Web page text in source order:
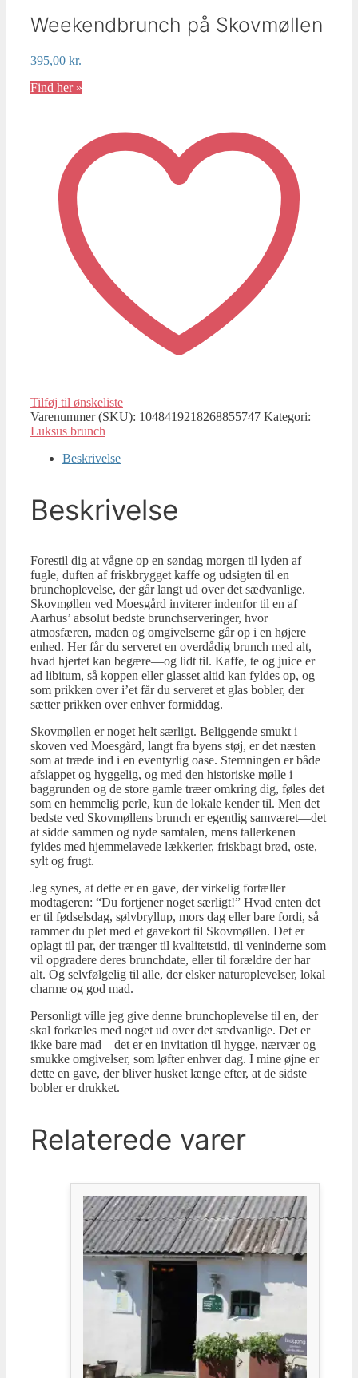
Weekendbrunch på Skovmøllen
395,00 kr.
Find her »
Tilføj til ønskeliste
Varenummer (SKU): 1048419218268855747 Kategori:
Luksus brunch
Beskrivelse
Beskrivelse
Forestil dig at vågne op en søndag morgen til lyden af
fugle, duften af friskbrygget kaffe og udsigten til en
brunchoplevelse, der går langt ud over det sædvanlige.
Skovmøllen ved Moesgård inviterer indenfor til en af
Aarhus’ absolut bedste brunchserveringer, hvor
atmosfæren, maden og omgivelserne går op i en højere
enhed. Her får du serveret en overdådig brunch med alt,
hvad hjertet kan begære—og lidt til. Kaffe, te og juice er
ad libitum, så koppen eller glasset altid kan fyldes op, og
som prikken over i’et får du serveret et glas bobler, der
sætter prikken over enhver formiddag.
Skovmøllen er noget helt særligt. Beliggende smukt i
skoven ved Moesgård, langt fra byens støj, er det næsten
som at træde ind i en eventyrlig oase. Stemningen er både
afslappet og hyggelig, og med den historiske mølle i
baggrunden og de store gamle træer omkring dig, føles det
som en hemmelig perle, kun de lokale kender til. Men det
bedste ved Skovmøllens brunch er egentlig samværet—det
at sidde sammen og nyde samtalen, mens tallerkenen
fyldes med hjemmelavede lækkerier, friskbagt brød, oste,
sylt og frugt.
Jeg synes, at dette er en gave, der virkelig fortæller
modtageren: “Du fortjener noget særligt!” Hvad enten det
er til fødselsdag, sølvbryllup, mors dag eller bare fordi, så
rammer du plet med et gavekort til Skovmøllen. Det er
oplagt til par, der trænger til kvalitetstid, til veninderne som
vil opgradere deres brunchdate, eller til forældre der har
alt. Og selvfølgelig til alle, der elsker naturoplevelser, lokal
charme og god mad.
Personligt ville jeg give denne brunchoplevelse til en, der
skal forkæles med noget ud over det sædvanlige. Det er
ikke bare mad – det er en invitation til hygge, nærvær og
smukke omgivelser, som løfter enhver dag. I mine øjne er
dette en gave, der bliver husket længe efter, at de sidste
bobler er drukket.
Relaterede varer